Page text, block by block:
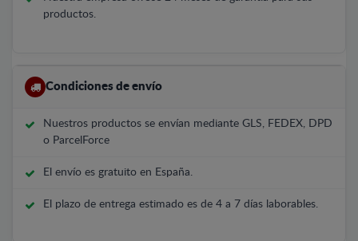
productos.
Condiciones de envío
Nuestros productos se envían mediante GLS, FEDEX, DPD
o ParcelForce
El envío es gratuito en España.
El plazo de entrega estimado es de 4 a 7 días laborables.